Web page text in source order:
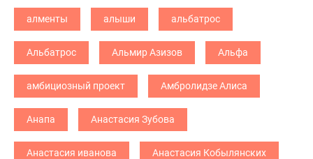
алменты алыши альбатрос
Альбатрос Альмир Азизов Альфа
амбициозный проект Амбролидзе Алиса
Анапа Анастасия Зубова
Анастасия иванова Анастасия Кобылянских